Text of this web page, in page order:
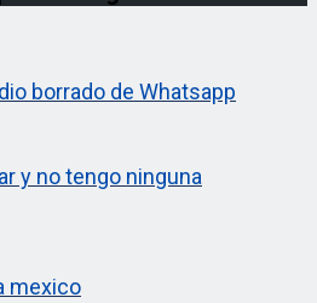
borrado de Whatsapp
y no tengo ninguna
mexico